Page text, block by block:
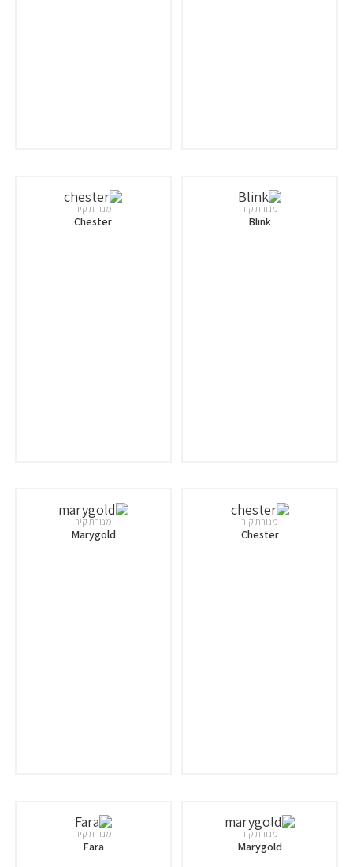
מנורת קיר
Blink
מנורת קיר
Chester
מנורת קיר
Chester
מנורת קיר
Marygold
מנורת קיר
Marygold
מנורת קיר
Fara